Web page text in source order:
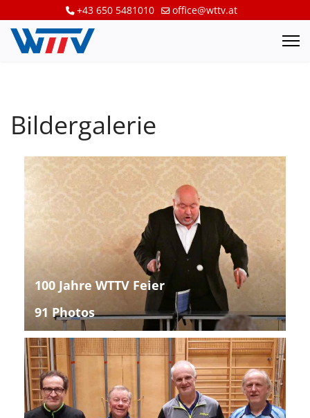
+43 650 5481010 office@wttv.at
Bildergalerie
100 Jahre WTTV Feier
91 Photos